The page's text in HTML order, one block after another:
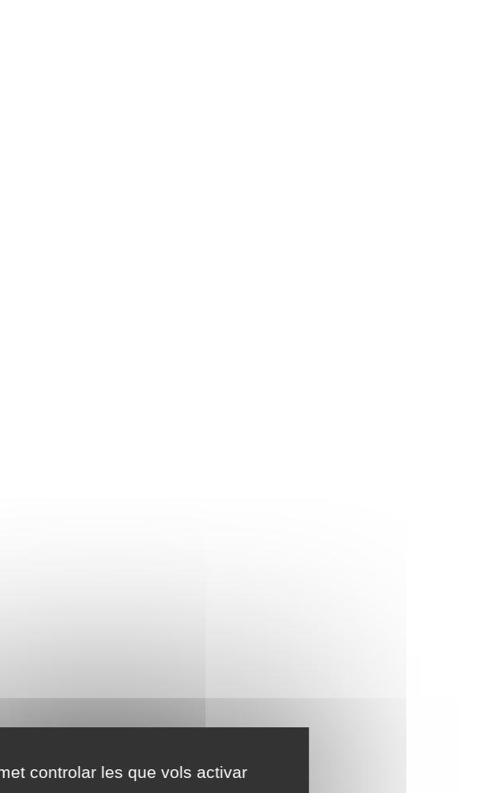
controlar les que vols activar